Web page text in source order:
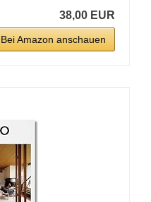
38,00 EUR
Bei Amazon anschauen